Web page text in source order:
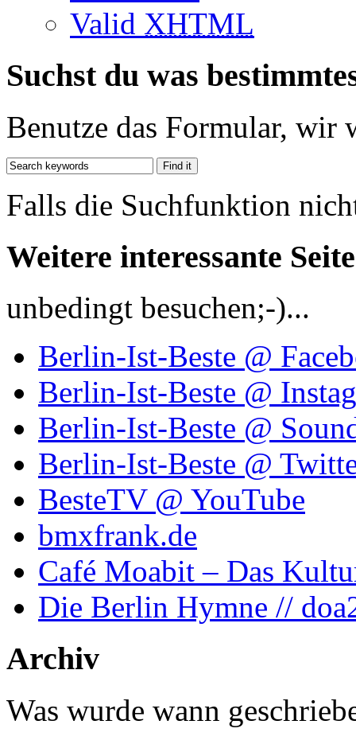
Valid XHTML
Suchst du was
Benutze das Formular, wir
Falls die Suchfunktion
Weitere interessante
unbedingt besuchen;-)...
Berlin-Ist-Beste @
Berlin-Ist-Beste @
Berlin-Ist-Beste @
Berlin-Ist-Beste @
BesteTV @ YouTube
bmxfrank.de
Café Moabit – Das
Die Berlin Hymne //
Archiv
Was wurde wann